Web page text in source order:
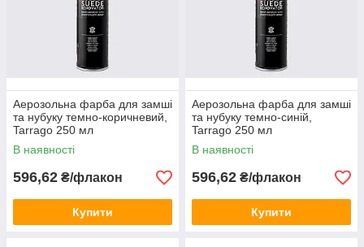
Аерозольна фарба для замші
та нубуку темно-коричневий,
Tarrago 250 мл
В наявності
596,62 ₴/флакон
Купити
Аерозольна фарба для замші
та нубуку темно-синій,
Tarrago 250 мл
В наявності
596,62 ₴/флакон
Купити